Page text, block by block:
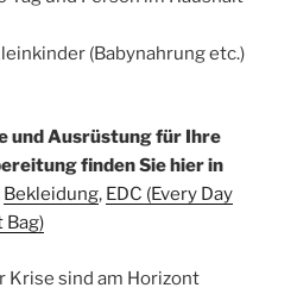
(Babynahrung etc.)
und Ausrüstung für Ihre
finden Sie hier in
Bekleidung, EDC (Every Day
Bag)
Krise sind am Horizont